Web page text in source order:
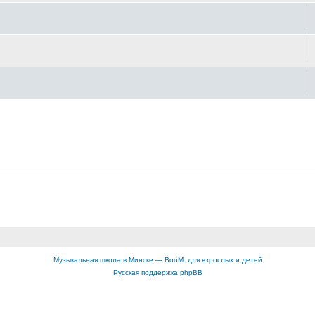
Музыкальная школа в Минске — BooM: для взрослых и детей
Русская поддержка phpBB